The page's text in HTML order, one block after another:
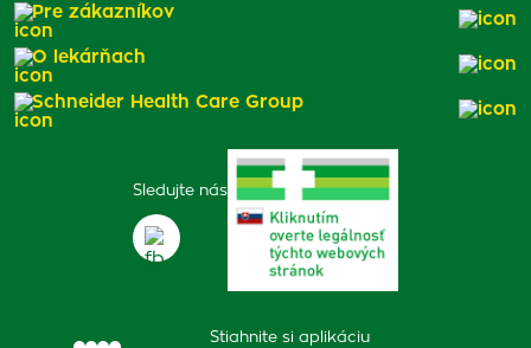
Sledujte nás
Stiahnite si aplikáciu
Pre zákazníkov
O lekárňach
Schneider Health Care Group